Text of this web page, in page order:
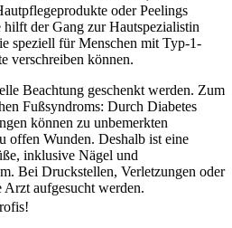
oder Peelings
der Gang zur Hautspezialistin
speziell für Menschen mit Typ-1-
verschreiben können.
Beachtung geschenkt werden. Zum
Fußsyndroms: Durch Diabetes
können zu unbemerkten
offen Wunden. Deshalb ist eine
inklusive Nägel und
Bei Druckstellen, Verletzungen oder
Arzt aufgesucht werden.